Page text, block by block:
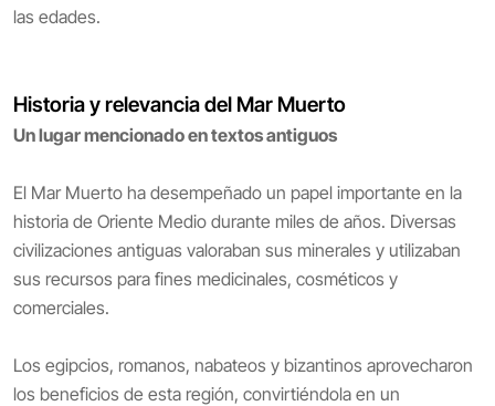
las edades.
Historia y relevancia del Mar Muerto
Un lugar mencionado en textos antiguos
El Mar Muerto ha desempeñado un papel importante en la
historia de Oriente Medio durante miles de años. Diversas
civilizaciones antiguas valoraban sus minerales y utilizaban
sus recursos para fines medicinales, cosméticos y
comerciales.
Los egipcios, romanos, nabateos y bizantinos aprovecharon
los beneficios de esta región, convirtiéndola en un